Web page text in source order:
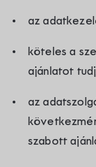
az
köteles a
ajánlatot
az
szabott